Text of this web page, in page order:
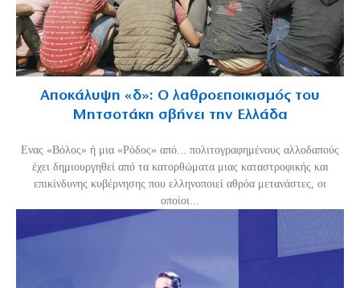
Αποκάλυψη «δ»: Ο λαθροεποικισμός του
Μητσοτάκη σβήνει την Ελλάδα
Ενας «Βόλος» ή μια «Ρόδος» από... πολιτογραφημένους αλλοδαπούς
έχει δημιουργηθεί από τα κατορθώματα μιας καταστροφικής και
επικίνδυνης κυβέρνησης που ελληνοποιεί αθρόα μετανάστες, οι
οποίοι...